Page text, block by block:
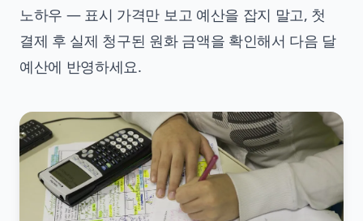
노하우 — 표시 가격만 보고 예산을 잡지 말고, 첫
결제 후 실제 청구된 원화 금액을 확인해서 다음 달
예산에 반영하세요.